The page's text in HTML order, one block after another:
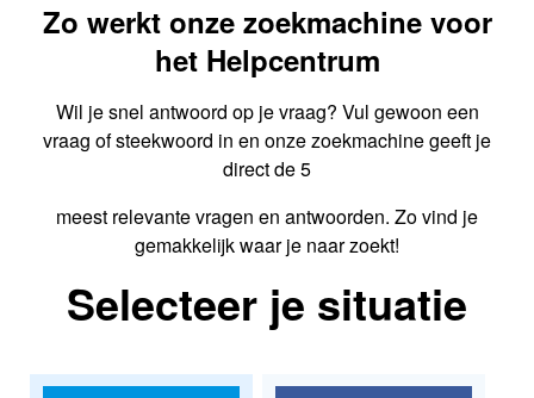
Zo werkt onze zoekmachine voor
het Helpcentrum
Wil je snel antwoord op je vraag? Vul gewoon een
vraag of steekwoord in en onze zoekmachine geeft je
direct de 5
meest relevante vragen en antwoorden. Zo vind je
gemakkelijk waar je naar zoekt!
Selecteer je situatie